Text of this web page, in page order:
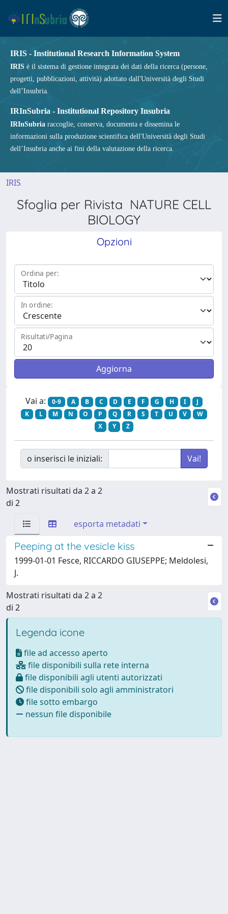
IRIS - Institutional Research Information System
IRIS è il sistema di gestione integrata dei dati della ricerca (persone,
progetti, pubblicazioni, attività) adottato dall'Università degli Studi
dell’Insubria.
IRInSubria - Institutional Repository Insubria
IRInSubria raccoglie, conserva, documenta e dissemina le
informazioni sulla produzione scientifica dell'Università degli Studi
dell’Insubria anche ai fini della valutazione della ricerca.
IRIS
Sfoglia per Rivista NATURE CELL
BIOLOGY
Opzioni
Ordina per:
In ordine:
Risultati/Pagina
Vai a: 0-9 A B C D E F G H I
J
K
L M N O P Q R S T U V
W
X
Y Z
o inserisci le iniziali:
Mostrati risultati da 2 a 2
di 2
esporta metadati
Peeping at the vesicle kiss
1999-01-01 Fesce, RICCARDO GIUSEPPE; Meldolesi,
J.
Mostrati risultati da 2 a 2
di 2
Legenda icone
file ad accesso aperto
file disponibili sulla rete interna
file disponibili agli utenti autorizzati
file disponibili solo agli amministratori
file sotto embargo
nessun file disponibile